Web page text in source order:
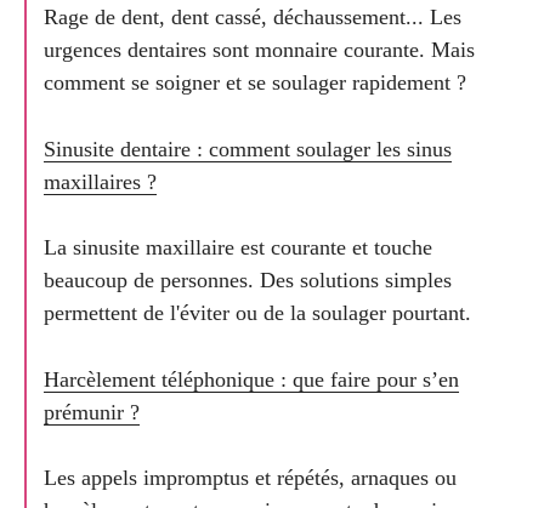
Rage de dent, dent cassé, déchaussement... Les
urgences dentaires sont monnaire courante. Mais
comment se soigner et se soulager rapidement ?
Sinusite dentaire : comment soulager les sinus
maxillaires ?
La sinusite maxillaire est courante et touche
beaucoup de personnes. Des solutions simples
permettent de l'éviter ou de la soulager pourtant.
Harcèlement téléphonique : que faire pour s’en
prémunir ?
Les appels impromptus et répétés, arnaques ou